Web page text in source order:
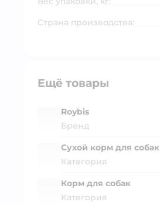
Страна производства:
Ещё товары
Roybis
Бренд
Сухой корм для собак
Категория
Корм для собак
Категория